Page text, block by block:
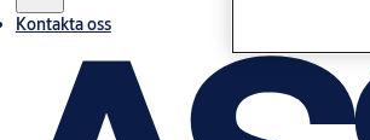
Kontakta oss